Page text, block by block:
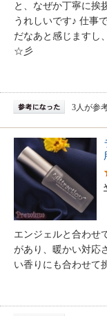
と、なぜか丁寧に挨
うれしいです♪ 仕事
だなあと感じますし
☆彡
3人が参
エンジェルと合わせ
があり、暖かい対応
い香りにも合わせて